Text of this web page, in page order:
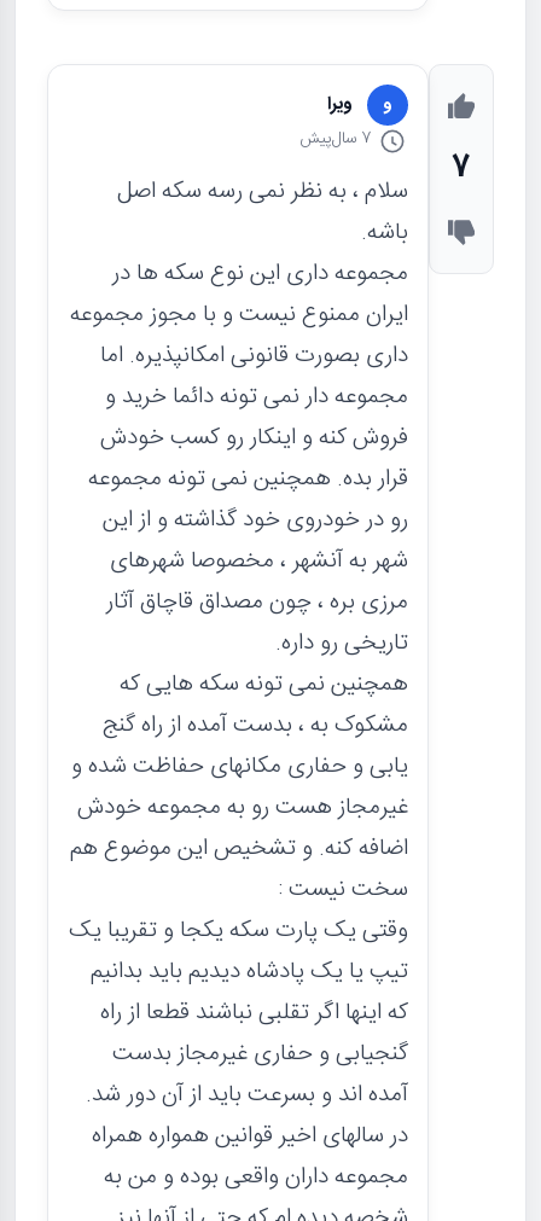
7
و ویرا
7 سال پیش
سلام ، به نظر نمی رسه سکه اصل
باشه.
مجموعه داری این نوع سکه ها در
ایران ممنوع نیست و با مجوز مجموعه
داری بصورت قانونی امکانپذیره. اما
مجموعه دار نمی تونه دائما خرید و
فروش کنه و اینکار رو کسب خودش
قرار بده. همچنین نمی تونه مجموعه
رو در خودروی خود گذاشته و از این
شهر به آنشهر ، مخصوصا شهرهای
مرزی بره ، چون مصداق قاچاق آثار
تاریخی رو داره.
همچنین نمی تونه سکه هایی که
مشکوک به ، بدست آمده از راه گنج
یابی و حفاری مکانهای حفاظت شده و
غیرمجاز هست رو به مجموعه خودش
اضافه کنه. و تشخیص این موضوع هم
سخت نیست :
وقتی یک پارت سکه یکجا و تقریبا یک
تیپ یا یک پادشاه دیدیم باید بدانیم
که اینها اگر تقلبی نباشند قطعا از راه
گنجیابی و حفاری غیرمجاز بدست
آمده اند و بسرعت باید از آن دور شد.
در سالهای اخیر قوانین همواره همراه
مجموعه داران واقعی بوده و من به